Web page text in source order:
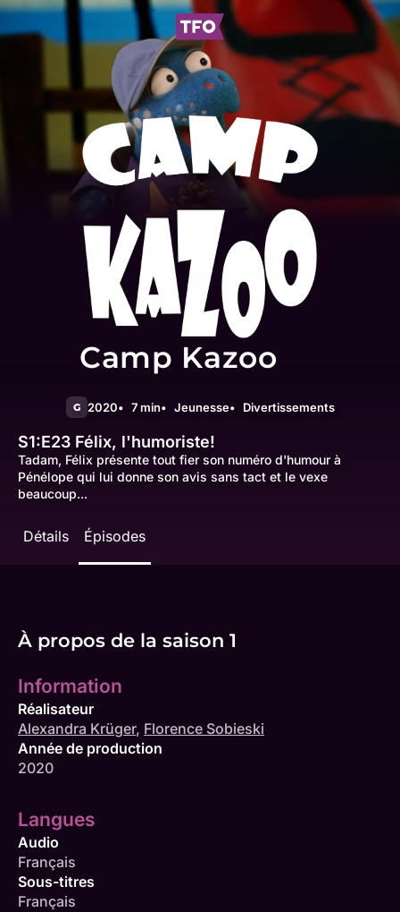
Camp Kazoo
G 2020 7 min Jeunesse Divertissements
S1:E23 Félix, l'humoriste!
Tadam, Félix présente tout fier son numéro d'humour à
Pénélope qui lui donne son avis sans tact et le vexe
beaucoup...
Détails Épisodes
À propos de la saison 1
Information
Réalisateur
Alexandra Krüger, Florence Sobieski
Année de production
2020
Langues
Audio
Français
Sous-titres
Français